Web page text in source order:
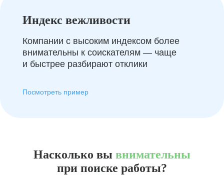
Индекс вежливости
Компании с высоким индексом более
внимательны к соискателям — чаще
и быстрее разбирают отклики
Посмотреть пример
Насколько вы внимательны
при поиске работы?